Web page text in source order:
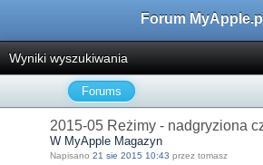
Forum MyApple.pl
Wyniki wyszukiwania
Forums
2015-05 Reżimy - nadgryziona
W MyApple Magazyn
Napisano 21 sie 2015 10:43 przez tomasz